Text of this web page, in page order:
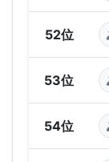
52位
53位
54位